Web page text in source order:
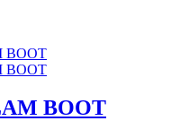
BOOT